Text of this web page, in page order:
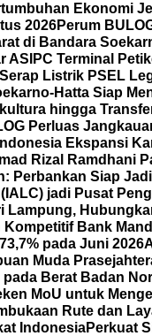
Ekonomi
2026Perum
di Bandara
AS IPC Terminal
Listrik PSEL
Hatta Siap
hingga
Perluas
Ekspansi
Rizal Ramdhani
Perbankan Siap
jadi Pusat
Lampung,
Bank
pada Juni 2026
Muda
Berat Badan
MoU untuk
Rute dan
IndonesiaPerkuat